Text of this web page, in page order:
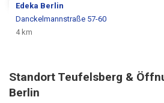
Edeka Berlin
Danckelmannstraße 57-60
4 km
Standort Teufelsberg &
Berlin